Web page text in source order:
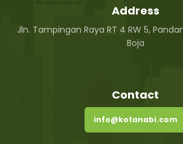
Address
Jln. Tampingan Raya RT 4 RW 5,
Boja
Contact
info@kotanabi.com